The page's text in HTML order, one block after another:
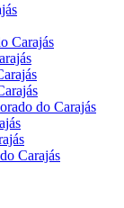
Carajás
do Carajás
Carajás